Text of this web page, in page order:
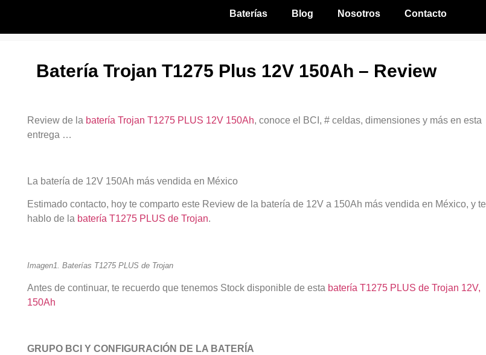
Baterías Blog Nosotros Contacto
Batería Trojan T1275 Plus 12V 150Ah – Review
Review de la batería Trojan T1275 PLUS 12V 150Ah, conoce el BCI, # celdas, dimensiones y más en esta
entrega …
La batería de 12V 150Ah más vendida en México
Estimado contacto, hoy te comparto este Review de la batería de 12V a 150Ah más vendida en México, y te
hablo de la batería T1275 PLUS de Trojan.
Imagen1. Baterías T1275 PLUS de Trojan
Antes de continuar, te recuerdo que tenemos Stock disponible de esta batería T1275 PLUS de Trojan 12V,
150Ah
GRUPO BCI Y CONFIGURACIÓN DE LA BATERÍA